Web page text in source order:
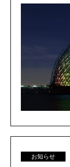
お知らせ